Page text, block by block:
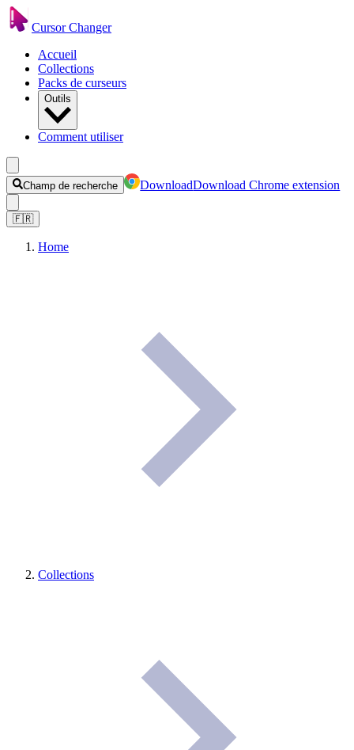
Cursor Changer
Accueil
Collections
Packs de curseurs
Outils
Comment utiliser
Champ de recherche DownloadDownload Chrome extension
🇫🇷
Home
Collections